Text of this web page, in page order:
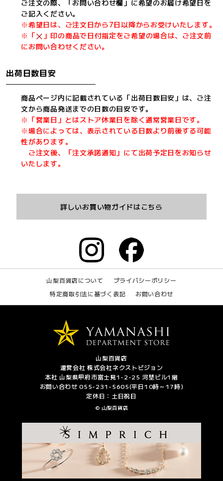
ご注文の際、「お問い合わせ欄」に希望のお届け希望日を
ご記入ください。
※希望日は、ご注文日から7日以降からお受けいたします。
※「
」印の商品で日付指定をご希望の場合は、ご注文前
にお問い合わせください。
出荷日数目安
商品ページ内に記載されている「出荷日数目安」は、ご注
文から商品発送までの日数の目安です。
※「営業日」とはストア休業日を除く通常営業日です。
※場合によっては、表示されている日数より前後する可能
性があります。
ご注文後、「注文承諾通知」にて出荷予定日をお知らせ
いたします。
詳しいお買い物ガイドはこちら
山梨百貨店について
プライバシーポリシー
特定商取引法に基づく表記
お問い合わせ
山梨百貨店
運営会社 株式会社ネクストビジョン
本社 山梨県甲府市富士見1-2-25 河埜ビル1階
お問い合わせ 055-231-5605(平日10時～17時)
定休日：土日祝日
© 山梨百貨店